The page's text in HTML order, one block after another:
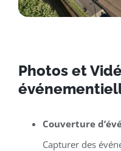
Photos et
Couverture
Capturer des